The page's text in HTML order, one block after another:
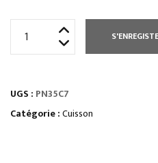
TRAVAIL
AVEC
UGS : PN35C7
Catégorie :Cuisson